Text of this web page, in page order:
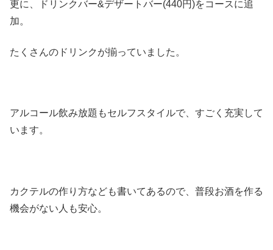
更に、ドリンクバー&デザートバー(440円)をコースに追
加。
たくさんのドリンクが揃っていました。
アルコール飲み放題もセルフスタイルで、すごく充実して
います。
カクテルの作り方なども書いてあるので、普段お酒を作る
機会がない人も安心。